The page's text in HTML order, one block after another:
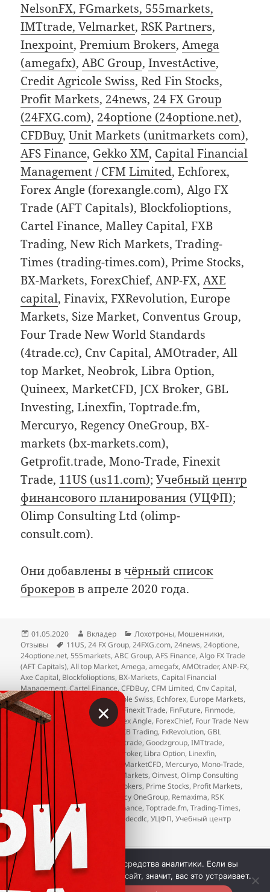
NelsonFX, FGmarkets, 555markets,
IMTtrade, Velmarket,RSK Partners,
Inexpoint,Premium Brokers,Amega
(amegafx),ABC Group,InvestActive,
Credit Agricole Swiss,Red Fin Stocks,
Profit Markets, 24news, 24 FX Group
(24FXG.com), 24optione (24optione.net),
CFDBuy,Unit Markets (unitmarkets com),
AFS Finance, Gekko XM, Capital Financial
Management / CFM Limited, Echforex,
Forex Angle (forexangle.com), Algo FX
Trade (AFT Capitals), Blockfolioptions,
Cartel Finance, Malley Capital, FXB
Trading, New Rich Markets, Trading-
Times (trading-times.com), Prime Stocks,
BX-Markets, ForexChief, ANP-FX,AXE
capital, Finavix, FXRevolution, Europe
Markets, Size Market, Conventus Group,
Four Trade New World Standards
(4trade.cc), Cnv Capital, AMOtrader, All
top Market, Neobrok, Libra Option,
Quineex, MarketCFD, JCX Broker, GBL
Investing, Linexfin, Toptrade.fm,
Mercuryo, Regency OneGroup, BX-
markets (bx-markets.com),
Getprofit.trade, Mono-Trade, Finexit
Trade, 11US (us11.com);Учебный центр
финансового планирования (УЦФП);
Olimp Consulting Ltd (olimp-
consult.com).
Они добавлены вчёрный список
брокеровв апреле 2020 года.
Опубликовано
01.05.2020 Автор
Вкладер Рубрики
Лохотроны, Мошенники,
Отзывы
Метки
11US,24 FX Group,24FXG.com,24news,24optione,
24optione.net,555markets,ABC Group,AFS Finance,Algo FX Trade
(AFT Capitals),All top Market,Amega,amegafx,AMOtrader,ANP-FX,
Axe Capital, Blockfolioptions, BX-Markets,Capital Financial
Management,Cartel Finance,CFDBuy,CFM Limited,Cnv Capital,
Conventus Group
Credit Agricole Swiss, Echforex, Europe Markets,
eXcentral
FGmarkets Finavix Finexit Trade, FinFuture, Finmode,
FOG Investment Company ,Forex Angle, ForexChief, Four Trade New
World Standards (4trade.cc)
FXB Trading, FxRevolution,GBL
Investing
Gekko XM Getprofit.trade,Goodzgroup,IMTtrade,
INEXPOINT
InvestActive JCX Broker, Libra Option, Linexfin,
LongShortCFD
,Malley Capital MarketCFD, Mercuryo, Mono-Trade,
NelsonFX
Neobrok New Rich Markets,Oinvest,Olimp Consulting
Ltd
olimp-consult Premium Brokers, Prime Stocks, Profit Markets,
Quineex, Red Fin Stocks Regency OneGroup, Remaxima, RSK
Partners, Size Market Terra Finance,Toptrade.fm,Trading-Times,
Unit Markets, Velmarket Viptradecdlc,УЦФП,Учебный центр
финансового планирования
гиперссылкой на сайт vklader.com или
@vklader .
Политика конфиденциальности.
Мы используем куки и средства аналитики. Если вы
продолжите использовать сайт, значит, вас это устраивает.
×